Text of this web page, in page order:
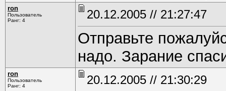
ron
Пользователь
Ранг: 4
20.12.2005 // 21:27:47
Отправьте
надо. Зарание
ron
Пользователь
Ранг: 4
20.12.2005 // 21:30:29